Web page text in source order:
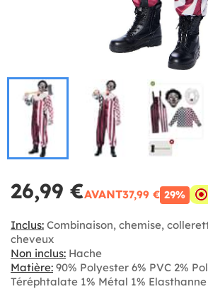
26,99 €AVANT37,99 € 29%
Inclus: Combinaison, chemise,
cheveux
Non inclus: Hache
Matière: 90% Polyester 6% PVC 2%
Téréphtalate 1% Métal 1% Elasthanne